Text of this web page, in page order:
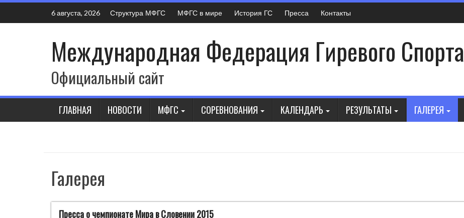
Skip
content
6 августа, 2026 Структура МФГС МФГС в мире История ГС Пресса Контакты
Международная Федерация Гиревого Спорта
Официальный сайт
ГЛАВНАЯ НОВОСТИ МФГС СОРЕВНОВАНИЯ КАЛЕНДАРЬ РЕЗУЛЬТАТЫ ГАЛЕРЕЯ
Галерея
Пресса о чемпионате Мира в Словении 2015